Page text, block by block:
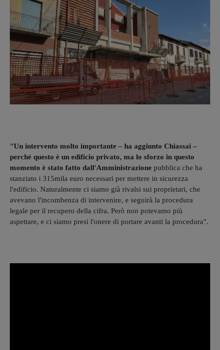
"Un intervento molto importante – ha aggiunto Chiassai –
perché questo è un edificio privato, ma lo sforzo in questo
momento è stato fatto dall'Amministrazione pubblica che ha
stanziato i 315mila euro necessari per mettere in sicurezza
l'edificio. Naturalmente ci siamo già rivalsi sui proprietari, che
avevano l'incombenza di intervenire, e seguirà la procedura
legale per il recupero della cifra. Però non potevamo più
aspettare, e ci siamo presi l'onere di portare avanti la procedura".